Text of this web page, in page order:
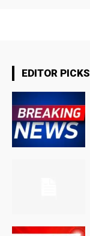
EDITOR PICKS